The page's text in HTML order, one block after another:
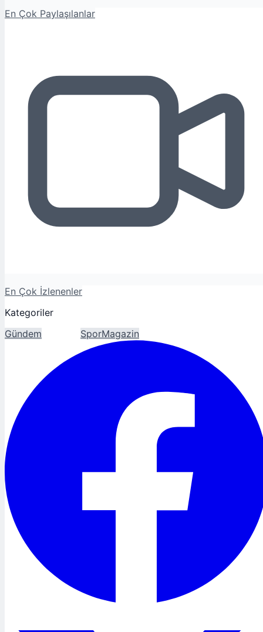
En Çok Paylaşılanlar
En Çok İzlenenler
Kategoriler
Gündem
SporMagazin